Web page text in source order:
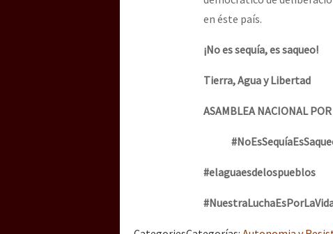
en éste país.
¡No es sequía, es saqueo!
Tierra, Agua y Libertad
ASAMBLEA NACIONAL POR
#elaguaesdelospueblos